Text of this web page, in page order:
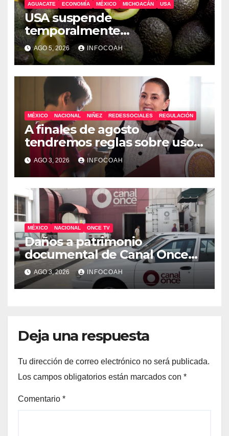
AGUACATE ECONOMÍA MÉXICO MICHOACÁN USA
USA suspende
temporalmente
exportaciones de aguacate
michoacano
AGO 5, 2026 INFOCOAH
MÉXICO NACIONAL NIÑEZ REDESSOCIALES REGULACIÓN
A finales de agosto
tendremos reglas sobre uso
de celulares y redes sociales
en escuelas
AGO 3, 2026 INFOCOAH
MÉXICO NACIONAL ONCE TV
Daños a patrimonio
documental de Canal Once
tras ocupación de
instalaciones
AGO 3, 2026 INFOCOAH
Deja una respuesta
Tu dirección de correo electrónico no será publicada.
Los campos obligatorios están marcados con *
Comentario *